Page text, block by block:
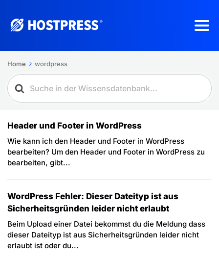
Home wordpress
Header und Footer in WordPress
Wie kann ich den Header und Footer in WordPress
bearbeiten? Um den Header und Footer in WordPress zu
bearbeiten, gibt...
WordPress Fehler: Dieser Dateityp ist aus
Sicherheitsgründen leider nicht erlaubt
Beim Upload einer Datei bekommst du die Meldung dass
dieser Dateityp ist aus Sicherheitsgründen leider nicht
erlaubt ist oder du...